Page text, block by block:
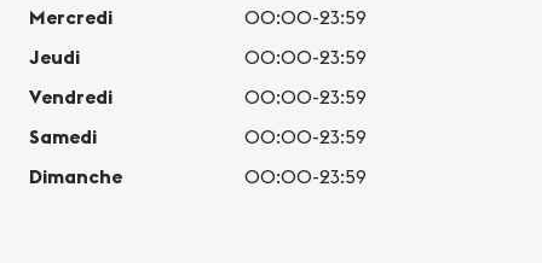
Mercredi
00:00-23:59
Jeudi
00:00-23:59
Vendredi
00:00-23:59
Samedi
00:00-23:59
Dimanche
00:00-23:59